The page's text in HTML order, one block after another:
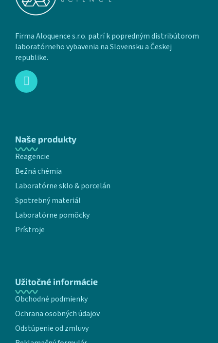
Firma Aloquence s.r.o. patrí k popredným distribútorom
laboratórneho vybavenia na Slovensku a Českej
republike.
Naše produkty
Reagencie
Bežná chémia
Laboratórne sklo & porcelán
Spotrebný materiál
Laboratórne pomôcky
Prístroje
Užitočné informácie
Obchodné podmienky
Ochrana osobných údajov
Odstúpenie od zmluvy